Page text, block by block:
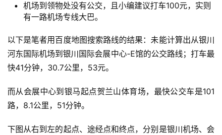
机场到领物处没有公交，且小编建议打车100元，实则
有一路机场专线大巴。
以下是笔者用百度地图搜索路线的结果：未能计算出从银川
河东国际机场到银川国际会展中心-E馆的公交路线；打车最
快41分钟，30.7公里，53元。
而从会展中心到银马起点贺兰山体育场，最快公交车是101
路，8.1公里，51分钟。
下图从右到左的起点、 途经点和终点，分别是银川机场、会